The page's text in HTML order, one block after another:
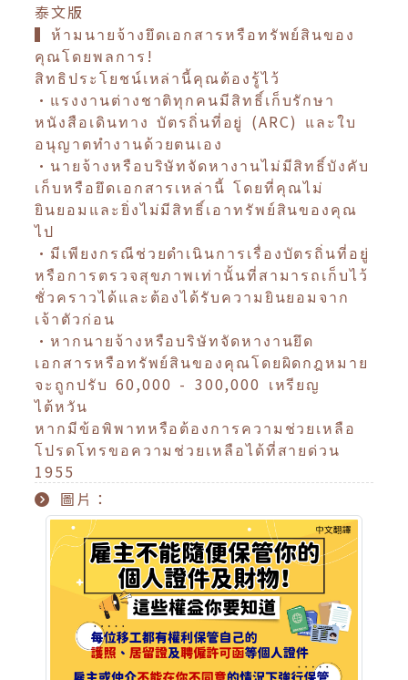
泰文版
▍ห้ามนายจ้างยึดเอกสารหรือทรัพย์สินของ
คุณโดยพลการ!
สิทธิประโยชน์เหล่านี้คุณต้องรู้ไว้
•แรงงานต่างชาติทุกคนมีสิทธิ์เก็บรักษา
หนังสือเดินทาง บัตรถิ่นที่อยู่ (ARC) และใบ
อนุญาตทำงานด้วยตนเอง
•นายจ้างหรือบริษัทจัดหางานไม่มีสิทธิ์บังคับ
เก็บหรือยึดเอกสารเหล่านี้ โดยที่คุณไม่
ยินยอมและยิ่งไม่มีสิทธิ์เอาทรัพย์สินของคุณ
ไป
•มีเพียงกรณีช่วยดำเนินการเรื่องบัตรถิ่นที่อยู่
หรือการตรวจสุขภาพเท่านั้นที่สามารถเก็บไว้
ชั่วคราวได้และต้องได้รับความยินยอมจาก
เจ้าตัวก่อน
•หากนายจ้างหรือบริษัทจัดหางานยึด
เอกสารหรือทรัพย์สินของคุณโดยผิดกฎหมาย
จะถูกปรับ 60,000 - 300,000 เหรียญ
ไต้หวัน
หากมีข้อพิพาทหรือต้องการความช่วยเหลือ
โปรดโทรขอความช่วยเหลือได้ที่สายด่วน
1955
圖片：